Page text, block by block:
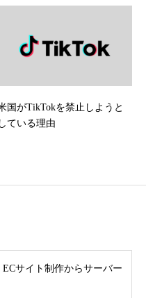
国がTikTokを禁止しようと
している理由
サイト制作からサーバー